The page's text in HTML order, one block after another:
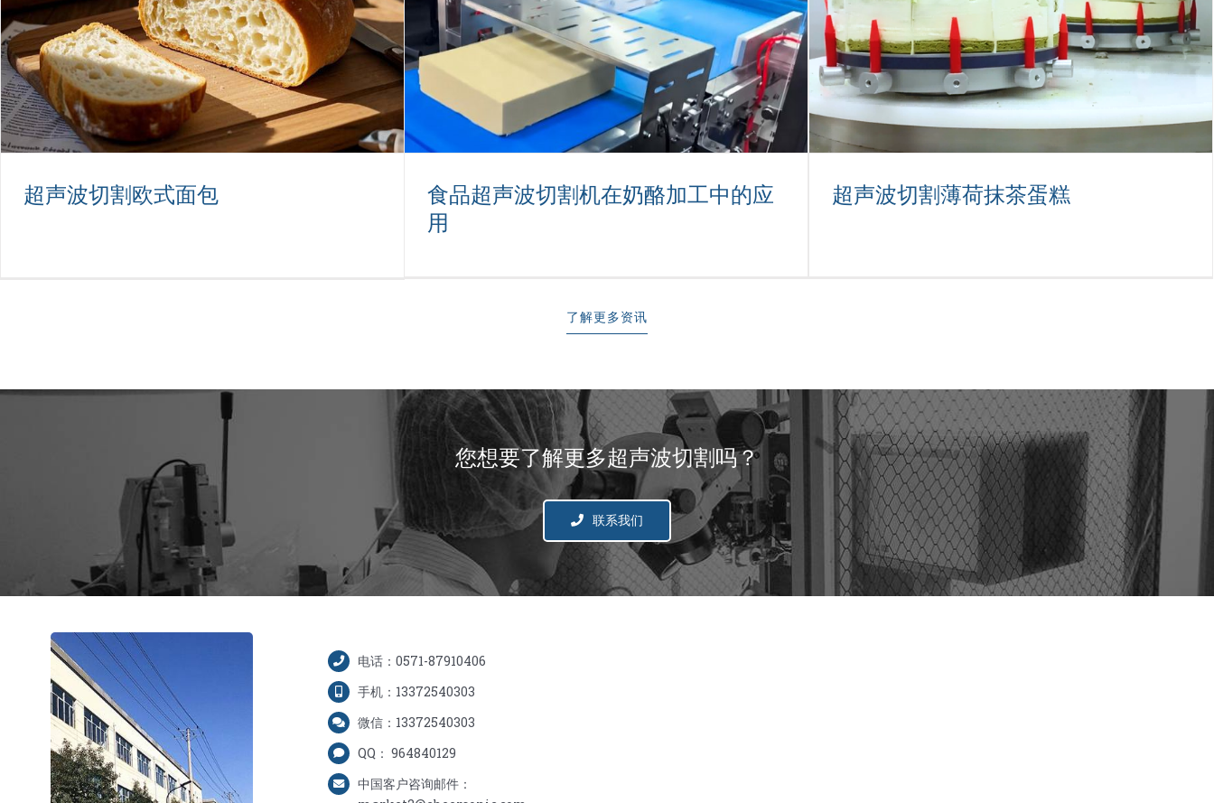
超声波切割欧式面包
食品超声波切割机在奶酪加工中的应用
未分类
食品超声波切割机在奶酪加工中的应
用
超声波切割薄荷抹茶蛋糕
未分类
超声波切割薄荷抹茶蛋糕
了解更多资讯
您想要了解更多超声波切割吗？
联系我们
电话：0571-87910406
手机：13372540303
微信：13372540303
QQ： 964840129
中国客户咨询邮件：